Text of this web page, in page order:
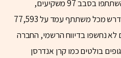
על פי המסמך שהוגש ל-SEC, השתתפו בסבב 97 משקיעים,
כשסכום ההשקעה המינימלי שנדרש מכל משתתף עמד על 77,593
נחשפו בדיווח הרשמי, החברה
בולטים כמו קרן אנדרסן